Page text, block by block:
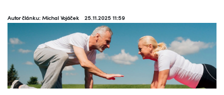
Autor článku: Michal Vojáček 25.11.2025 11:59